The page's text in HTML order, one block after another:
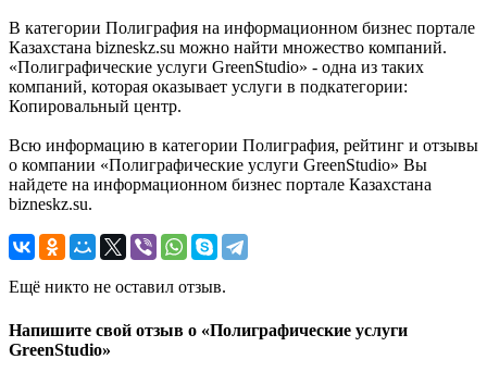
В категории Полиграфия на информационном бизнес портале
Казахстана bizneskz.su можно найти множество компаний.
«Полиграфические услуги GreenStudio» - одна из таких
компаний, которая оказывает услуги в подкатегории:
Копировальный центр.
Всю информацию в категории Полиграфия, рейтинг и отзывы
о компании «Полиграфические услуги GreenStudio» Вы
найдете на информационном бизнес портале Казахстана
bizneskz.su.
Ещё никто не оставил отзыв.
Напишите свой отзыв о «Полиграфические услуги
GreenStudio»